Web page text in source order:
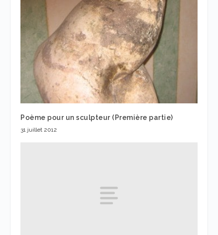
Poème pour un sculpteur (Première partie)
31 juillet 2012